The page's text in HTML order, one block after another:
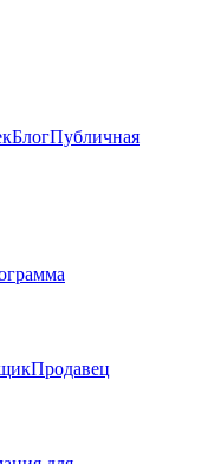
БлогПубличная
Продавец